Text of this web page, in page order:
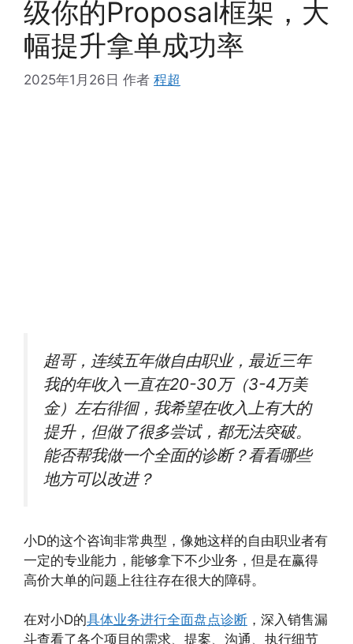
级你的Proposal框架，大
幅提升拿单成功率
2025年1月26日 作者 程超
超哥，连续五年做自由职业，最近三年
我的年收入一直在20-30万（3-4万美
金）左右徘徊，我希望在收入上有大的
提升，但做了很多尝试，都无法突破。
能否帮我做一个全面的诊断？看看哪些
地方可以改进？
小D的这个咨询非常典型，像她这样的自由职业者有
一定的专业能力，能够拿下不少业务，但是在赢得
高价大单的问题上往往存在很大的障碍。
在对小D的具体业务进行全面盘点诊断 ，深入销售漏
斗查看了各个项目的需求、提案、沟通、执行细节